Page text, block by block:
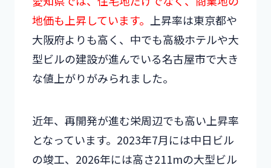
地価も上昇しています。
上昇率は東京都や
大阪府よりも高く、中でも高級ホテルや大
型ビルの建設が進んでいる名古屋市で大き
な値上がりがみられました。
近年、再開発が進む栄周辺でも高い上昇率
となっています。2023年7月には中日ビル
の竣工、2026年には高さ211mの大型ビル